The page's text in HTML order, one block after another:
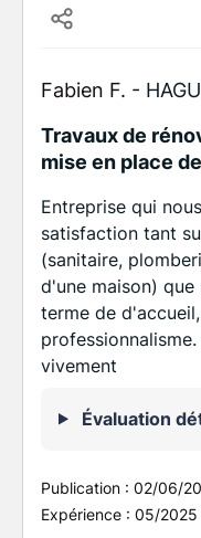
Fabien F. -
Travaux de
mise en place
Entreprise qui
satisfaction tant
(sanitaire,
d'une maison)
terme de
vivement
Évaluation
Publication : 02/06/
Expérience : 05/2025